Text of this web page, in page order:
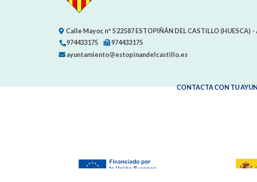
Calle Mayor, nº 522587ESTOPIÑÁN DEL CASTILLO (HUESCA) -
974433175
974433175
ayuntamiento@estopinandelcastillo.es
CONTACTA CON TU